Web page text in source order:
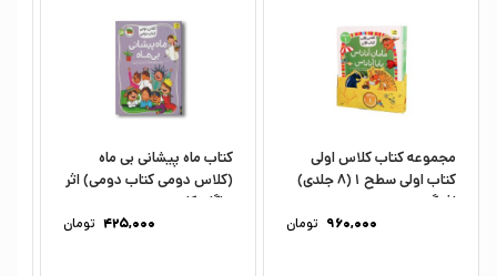
مجموعه کتاب کلاس اولی
کتاب اولی سطح 1 (8 جلدی)
اثر گروه...
960,000 تومان
کتاب ماه پیشانی بی ماه
(کلاس دومی کتاب دومی) اثر
مژگان کلهر...
425,000 تومان